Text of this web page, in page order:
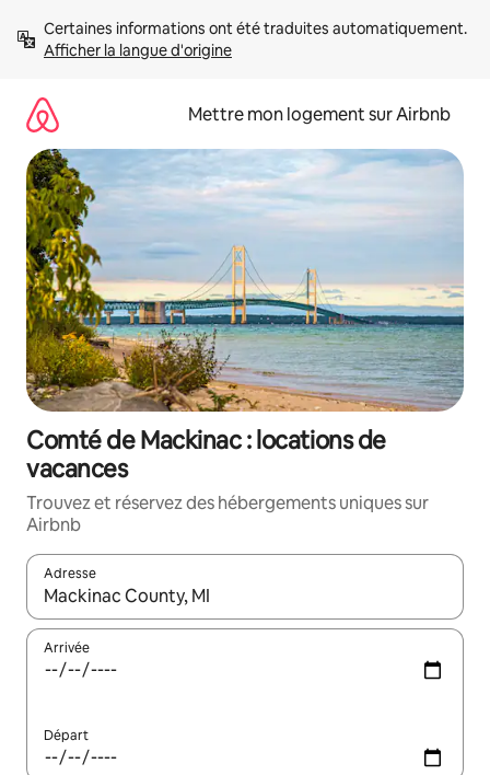
directement
Afficher la langue d'origine
Mettre mon logement sur Airbnb
Comté de Mackinac : locations de
vacances
Trouvez et réservez des hébergements uniques sur
Airbnb
Adresse
Lorsque les résultats s'affichent, utilisez les flèches vers le
Arrivée
Départ